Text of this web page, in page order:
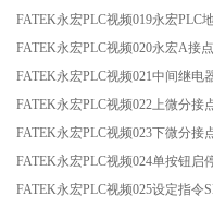
FATEK永宏PLC视频019永宏PLC
FATEK永宏PLC视频020永宏A接
FATEK永宏PLC视频021中间继电
FATEK永宏PLC视频022上微分接
FATEK永宏PLC视频023下微分接
FATEK永宏PLC视频024单按钮启
FATEK永宏PLC视频025设定指令